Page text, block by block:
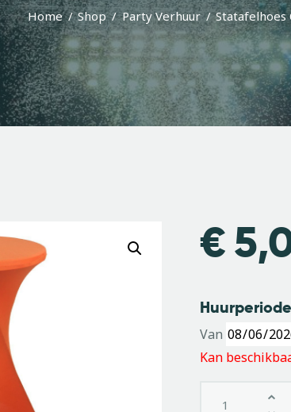
Home Shop Party Verhuur Statafelhoes
€
Huurperiode
Van
Kan